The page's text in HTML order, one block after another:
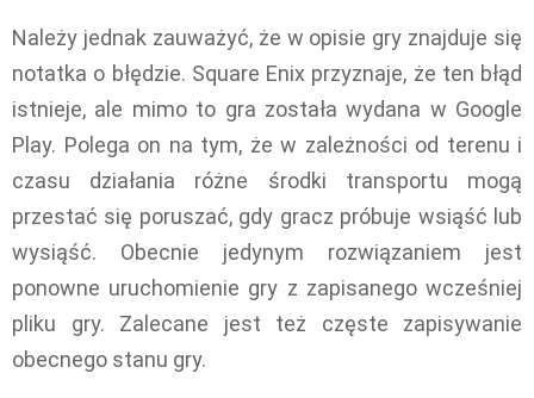
Należy jednak zauważyć, że w opisie gry znajduje się
notatka o błędzie. Square Enix przyznaje, że ten błąd
istnieje, ale mimo to gra została wydana w Google
Play. Polega on na tym, że w zależności od terenu i
czasu działania różne środki transportu mogą
przestać się poruszać, gdy gracz próbuje wsiąść lub
wysiąść. Obecnie jedynym rozwiązaniem jest
ponowne uruchomienie gry z zapisanego wcześniej
pliku gry. Zalecane jest też częste zapisywanie
obecnego stanu gry.